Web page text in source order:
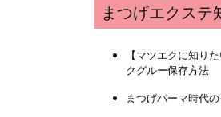
まつげエクステ
【マツエクに知り
クグルー保存方法
まつげパーマ時代